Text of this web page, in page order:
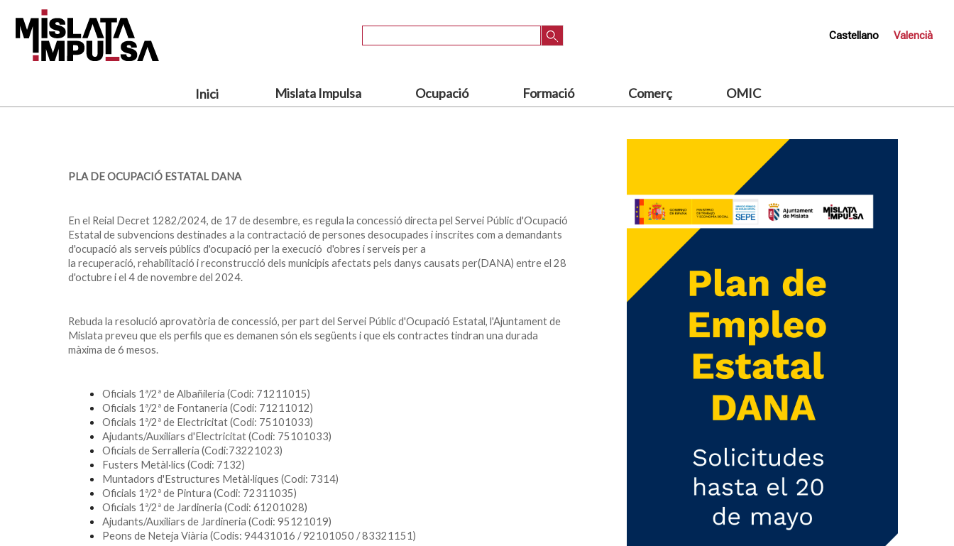
contingut
Castellano Valencià
Inici Mislata Impulsa Ocupació Formació Comerç OMIC
PLA DE OCUPACIÓ ESTATAL DANA
En el Reial Decret 1282/2024, de 17 de desembre, es regula la concessió directa pel Servei Públic d'Ocupació
Estatal de subvencions destinades a la contractació de persones desocupades i inscrites com a demandants
d'ocupació als serveis públics d'ocupació per la execució d'obres i serveis per a
la recuperació, rehabilitació i reconstrucció dels municipis afectats pels danys causats per(DANA) entre el 28
d'octubre i el 4 de novembre del 2024.
Rebuda la resolució aprovatòria de concessió, per part del Servei Públic d'Ocupació Estatal, l'Ajuntament de
Mislata preveu que els perfils que es demanen són els següents i que els contractes tindran una durada
màxima de 6 mesos.
Oficials 1ª/2ª de Albañilería (Codi: 71211015)
Oficials 1ª/2ª de Fontaneria (Codi: 71211012)
Oficials 1ª/2ª de Electricitat (Codi: 75101033)
Ajudants/Auxiliars d'Electricitat (Codi: 75101033)
Oficials de Serralleria (Codi:73221023)
Fusters Metàl·lics (Codi: 7132)
Muntadors d'Estructures Metàl·liques (Codi: 7314)
Oficials 1ª/2ª de Pintura (Codi: 72311035)
Oficials 1ª/2ª de Jardineria (Codi: 61201028)
Ajudants/Auxiliars de Jardineria (Codi: 95121019)
Peons de Neteja Viària (Codis: 94431016 / 92101050 / 83321151)